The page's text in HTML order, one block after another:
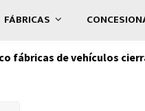
FÁBRICAS
fábricas de vehículos